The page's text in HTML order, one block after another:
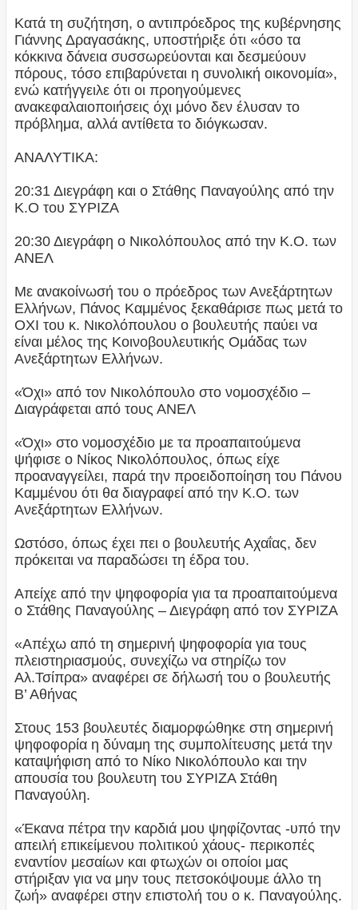
Κατά τη συζήτηση, ο αντιπρόεδρος της κυβέρνησης
Γιάννης Δραγασάκης, υποστήριξε ότι «όσο τα
κόκκινα δάνεια συσσωρεύονται και δεσμεύουν
πόρους, τόσο επιβαρύνεται η συνολική οικονομία»,
ενώ κατήγγειλε ότι οι προηγούμενες
ανακεφαλαιοποιήσεις όχι μόνο δεν έλυσαν το
πρόβλημα, αλλά αντίθετα το διόγκωσαν.
ΑΝΑΛΥΤΙΚΑ:
20:31 Διεγράφη και ο Στάθης Παναγούλης από την
Κ.Ο του ΣΥΡΙΖΑ
20:30 Διεγράφη ο Νικολόπουλος από την Κ.Ο. των
ΑΝΕΛ
Με ανακοίνωσή του ο πρόεδρος των Ανεξάρτητων
Ελλήνων, Πάνος Καμμένος ξεκαθάρισε πως μετά το
ΟΧΙ του κ. Νικολόπουλου ο βουλευτής παύει να
είναι μέλος της Κοινοβουλευτικής Ομάδας των
Ανεξάρτητων Ελλήνων.
«Όχι» από τον Νικολόπουλο στο νομοσχέδιο –
Διαγράφεται από τους ΑΝΕΛ
«Όχι» στο νομοσχέδιο με τα προαπαιτούμενα
ψήφισε ο Νίκος Νικολόπουλος, όπως είχε
προαναγγείλει, παρά την προειδοποίηση του Πάνου
Καμμένου ότι θα διαγραφεί από την Κ.Ο. των
Ανεξάρτητων Ελλήνων.
Ωστόσο, όπως έχει πει ο βουλευτής Αχαΐας, δεν
πρόκειται να παραδώσει τη έδρα του.
Απείχε από την ψηφοφορία για τα προαπαιτούμενα
ο Στάθης Παναγούλης – Διεγράφη από τον ΣΥΡΙΖΑ
«Απέχω από τη σημερινή ψηφοφορία για τους
πλειστηριασμούς, συνεχίζω να στηρίζω τον
Αλ.Τσίπρα» αναφέρει σε δήλωσή του ο βουλευτής
Β’ Αθήνας
Στους 153 βουλευτές διαμορφώθηκε στη σημερινή
ψηφοφορία η δύναμη της συμπολίτευσης μετά την
καταψήφιση από το Νίκο Νικολόπουλο και την
απουσία του βουλευτη του ΣΥΡΙΖΑ Στάθη
Παναγούλη.
«Έκανα πέτρα την καρδιά μου ψηφίζοντας -υπό την
απειλή επικείμενου πολιτικού χάους- περικοπές
εναντίον μεσαίων και φτωχών οι οποίοι μας
στήριξαν για να μην τους πετσοκόψουμε άλλο τη
ζωή» αναφέρει στην επιστολή του ο κ. Παναγούλης.